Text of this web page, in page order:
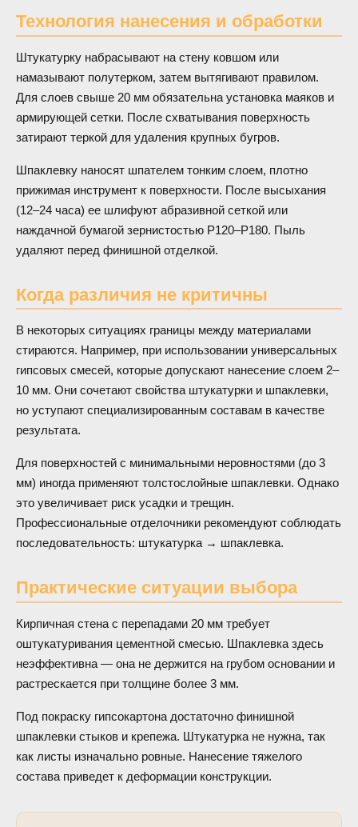
Технология нанесения и обработки
Штукатурку набрасывают на стену ковшом или
намазывают полутерком, затем вытягивают правилом.
Для слоев свыше 20 мм обязательна установка маяков и
армирующей сетки. После схватывания поверхность
затирают теркой для удаления крупных бугров.
Шпаклевку наносят шпателем тонким слоем, плотно
прижимая инструмент к поверхности. После высыхания
(12–24 часа) ее шлифуют абразивной сеткой или
наждачной бумагой зернистостью P120–P180. Пыль
удаляют перед финишной отделкой.
Когда различия не критичны
В некоторых ситуациях границы между материалами
стираются. Например, при использовании универсальных
гипсовых смесей, которые допускают нанесение слоем 2–
10 мм. Они сочетают свойства штукатурки и шпаклевки,
но уступают специализированным составам в качестве
результата.
Для поверхностей с минимальными неровностями (до 3
мм) иногда применяют толстослойные шпаклевки. Однако
это увеличивает риск усадки и трещин.
Профессиональные отделочники рекомендуют соблюдать
последовательность: штукатурка → шпаклевка.
Практические ситуации выбора
Кирпичная стена с перепадами 20 мм требует
оштукатуривания цементной смесью. Шпаклевка здесь
неэффективна — она не держится на грубом основании и
растрескается при толщине более 3 мм.
Под покраску гипсокартона достаточно финишной
шпаклевки стыков и крепежа. Штукатурка не нужна, так
как листы изначально ровные. Нанесение тяжелого
состава приведет к деформации конструкции.